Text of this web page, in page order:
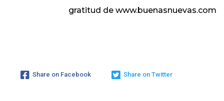
gratitud de www.buenasnuevas.com
Share on Facebook Share on Twitter